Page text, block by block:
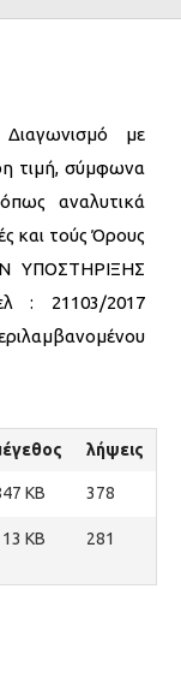
με
τιμή, σύμφωνα
αναλυτικά
και τούς Όρους
ΥΠΟΣΤΗΡΙΞΗΣ
: 21103/2017
λήψεις
KB 378
KB 281